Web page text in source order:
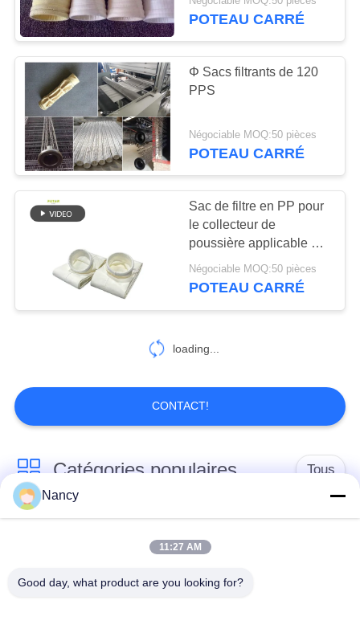
chaudière
POTEAU CARRÉ
Φ Sacs filtrants de 120
PPS
Négociable MOQ:50 pièces
POTEAU CARRÉ
Sac de filtre en PP pour
le collecteur de
poussière applicable à
la transformation du bois
de ciment des mines
Négociable MOQ:50 pièces
POTEAU CARRÉ
loading...
CONTACT!
Catégories populaires Tous
Sacs filtrants pour
l'aramide
Nancy
11:27 AM
Good day, what product are you looking for?